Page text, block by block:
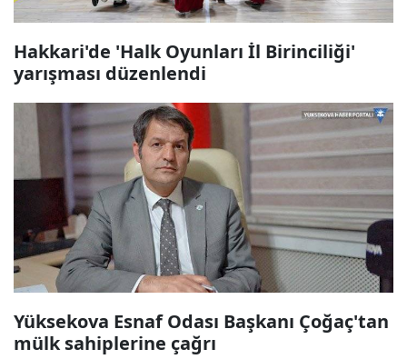
Hakkari'de 'Halk Oyunları İl Birinciliği'
yarışması düzenlendi
Yüksekova Esnaf Odası Başkanı Çoğaç'tan
mülk sahiplerine çağrı